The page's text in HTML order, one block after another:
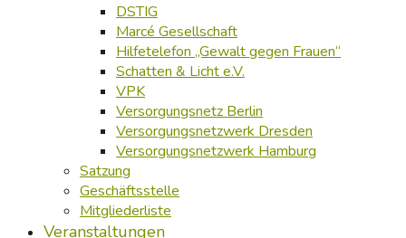
DSTIG
Marcé Gesellschaft
Hilfetelefon „Gewalt gegen Frauen“
Schatten & Licht e.V.
VPK
Versorgungsnetz Berlin
Versorgungsnetzwerk Dresden
Versorgungsnetzwerk Hamburg
Satzung
Geschäftsstelle
Mitgliederliste
Veranstaltungen